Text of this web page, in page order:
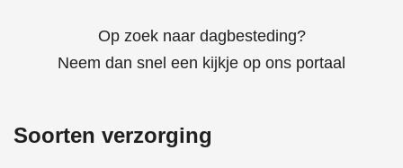
Op zoek naar dagbesteding?
Neem dan snel een kijkje op ons portaal
Soorten verzorging